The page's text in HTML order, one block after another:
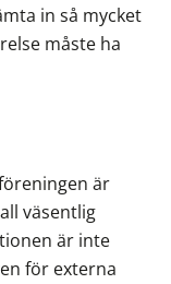
in så mycket
måste ha
är
väsentlig
är inte
för externa